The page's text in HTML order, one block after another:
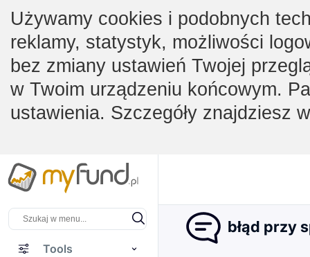
Używamy cookies i podobnych
reklamy, statystyk, możliwości
bez zmiany ustawień Twojej
w Twoim urządzeniu końcowym.
ustawienia. Szczegóły znajdziesz
Tools
błąd przy